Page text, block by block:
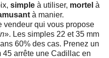
simple à utiliser, mortel à
à manier.
vendeur qui vous propose
». Les simples 22 et 35 mm
60% des cas. Prenez un
45 arrête une Cadillac en